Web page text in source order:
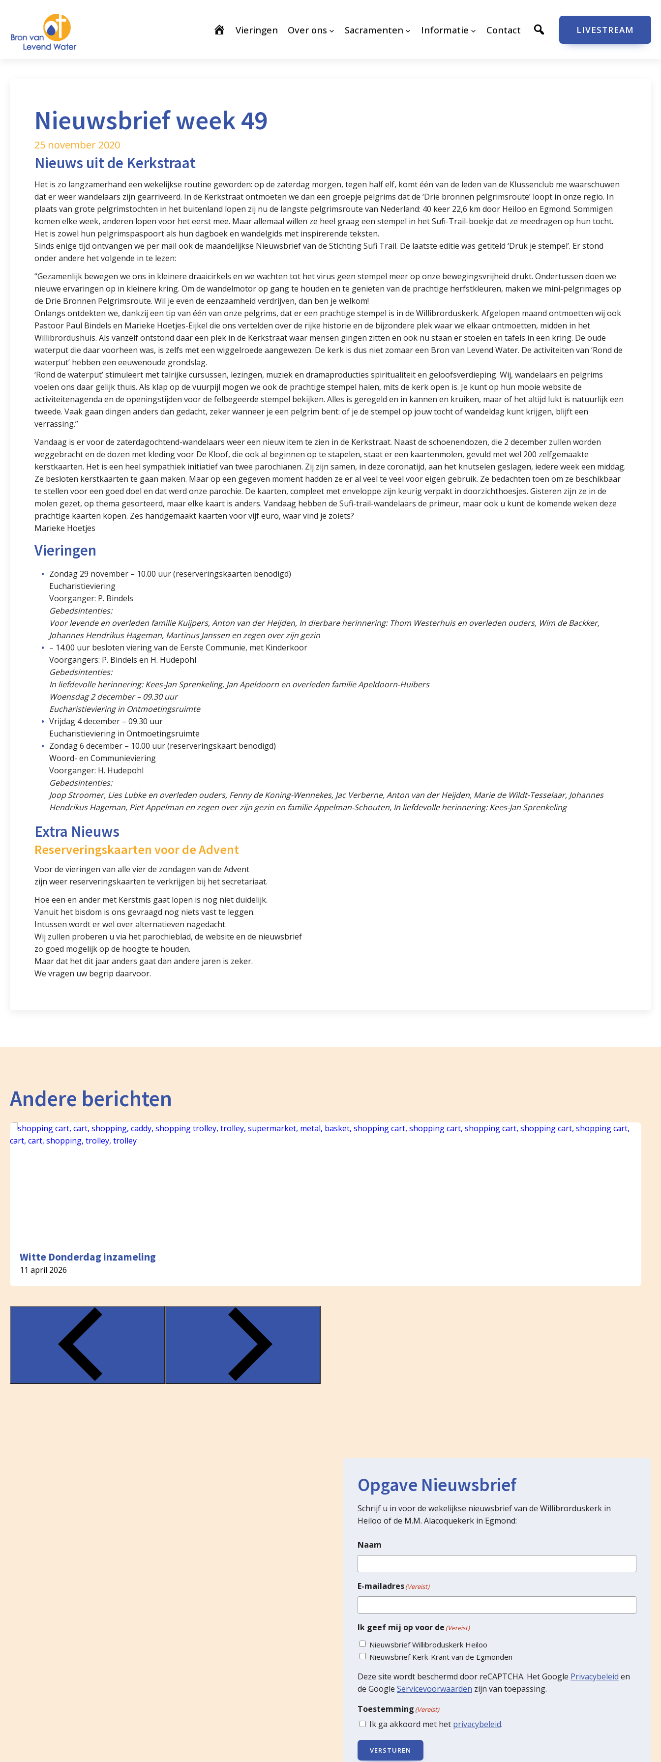
Vieringen Over ons Sacramenten Informatie Contact LIVESTREAM
Nieuwsbrief week 49
25 november 2020
Nieuws uit de Kerkstraat
Het is zo langzamerhand een wekelijkse routine geworden: op de zaterdag morgen, tegen half elf, komt één van de leden van de Klussenclub me waarschuwen
dat er weer wandelaars zijn gearriveerd. In de Kerkstraat ontmoeten we dan een groepje pelgrims dat de ‘Drie bronnen pelgrimsroute’ loopt in onze regio. In
plaats van grote pelgrimstochten in het buitenland lopen zij nu de langste pelgrimsroute van Nederland: 40 keer 22,6 km door Heiloo en Egmond. Sommigen
komen elke week, anderen lopen voor het eerst mee. Maar allemaal willen ze heel graag een stempel in het Sufi-Trail-boekje dat ze meedragen op hun tocht.
Het is zowel hun pelgrimspaspoort als hun dagboek en wandelgids met inspirerende teksten.
Sinds enige tijd ontvangen we per mail ook de maandelijkse Nieuwsbrief van de Stichting Sufi Trail. De laatste editie was getiteld ‘Druk je stempel’. Er stond
onder andere het volgende in te lezen:
“Gezamenlijk bewegen we ons in kleinere draaicirkels en we wachten tot het virus geen stempel meer op onze bewegingsvrijheid drukt. Ondertussen doen we
nieuwe ervaringen op in kleinere kring. Om de wandelmotor op gang te houden en te genieten van de prachtige herfstkleuren, maken we mini-pelgrimages op
de Drie Bronnen Pelgrimsroute. Wil je even de eenzaamheid verdrijven, dan ben je welkom!
Onlangs ontdekten we, dankzij een tip van één van onze pelgrims, dat er een prachtige stempel is in de Willibrorduskerk. Afgelopen maand ontmoetten wij ook
Pastoor Paul Bindels en Marieke Hoetjes-Eijkel die ons vertelden over de rijke historie en de bijzondere plek waar we elkaar ontmoetten, midden in het
Willibrordushuis. Als vanzelf ontstond daar een plek in de Kerkstraat waar mensen gingen zitten en ook nu staan er stoelen en tafels in een kring. De oude
waterput die daar voorheen was, is zelfs met een wiggelroede aangewezen. De kerk is dus niet zomaar een Bron van Levend Water. De activiteiten van ‘Rond de
waterput’ hebben een eeuwenoude grondslag.
‘Rond de waterput’ stimuleert met talrijke cursussen, lezingen, muziek en dramaproducties spiritualiteit en geloofsverdieping. Wij, wandelaars en pelgrims
voelen ons daar gelijk thuis. Als klap op de vuurpijl mogen we ook de prachtige stempel halen, mits de kerk open is. Je kunt op hun mooie website de
activiteitenagenda en de openingstijden voor de felbegeerde stempel bekijken. Alles is geregeld en in kannen en kruiken, maar of het altijd lukt is natuurlijk een
tweede. Vaak gaan dingen anders dan gedacht, zeker wanneer je een pelgrim bent: of je de stempel op jouw tocht of wandeldag kunt krijgen, blijft een
verrassing.”
Vandaag is er voor de zaterdagochtend-wandelaars weer een nieuw item te zien in de Kerkstraat. Naast de schoenendozen, die 2 december zullen worden
weggebracht en de dozen met kleding voor De Kloof, die ook al beginnen op te stapelen, staat er een kaartenmolen, gevuld met wel 200 zelfgemaakte
kerstkaarten. Het is een heel sympathiek initiatief van twee parochianen. Zij zijn samen, in deze coronatijd, aan het knutselen geslagen, iedere week een middag.
Ze besloten kerstkaarten te gaan maken. Maar op een gegeven moment hadden ze er al veel te veel voor eigen gebruik. Ze bedachten toen om ze beschikbaar
te stellen voor een goed doel en dat werd onze parochie. De kaarten, compleet met enveloppe zijn keurig verpakt in doorzichthoesjes. Gisteren zijn ze in de
molen gezet, op thema gesorteerd, maar elke kaart is anders. Vandaag hebben de Sufi-trail-wandelaars de primeur, maar ook u kunt de komende weken deze
prachtige kaarten kopen. Zes handgemaakt kaarten voor vijf euro, waar vind je zoiets?
Marieke Hoetjes
Vieringen
Zondag 29 november – 10.00 uur (reserveringskaarten benodigd)
Eucharistieviering
Voorganger: P. Bindels
Gebedsintenties:
Voor levende en overleden familie Kuijpers, Anton van der Heijden, In dierbare herinnering: Thom Westerhuis en overleden ouders, Wim de Backker,
Johannes Hendrikus Hageman, Martinus Janssen en zegen over zijn gezin
– 14.00 uur besloten viering van de Eerste Communie, met Kinderkoor
Voorgangers: P. Bindels en H. Hudepohl
Gebedsintenties:
In liefdevolle herinnering: Kees-Jan Sprenkeling, Jan Apeldoorn en overleden familie Apeldoorn-Huibers
Woensdag 2 december – 09.30 uur
Eucharistieviering in Ontmoetingsruimte
Vrijdag 4 december – 09.30 uur
Eucharistieviering in Ontmoetingsruimte
Zondag 6 december – 10.00 uur (reserveringskaart benodigd)
Woord- en Communieviering
Voorganger: H. Hudepohl
Gebedsintenties:
Joop Stroomer, Lies Lubke en overleden ouders, Fenny de Koning-Wennekes, Jac Verberne, Anton van der Heijden, Marie de Wildt-Tesselaar, Johannes
Hendrikus Hageman, Piet Appelman en zegen over zijn gezin en familie Appelman-Schouten, In liefdevolle herinnering: Kees-Jan Sprenkeling
Extra Nieuws
Reserveringskaarten voor de Advent
Voor de vieringen van alle vier de zondagen van de Advent
zijn weer reserveringskaarten te verkrijgen bij het secretariaat.
Hoe een en ander met Kerstmis gaat lopen is nog niet duidelijk.
Vanuit het bisdom is ons gevraagd nog niets vast te leggen.
Intussen wordt er wel over alternatieven nagedacht.
Wij zullen proberen u via het parochieblad, de website en de nieuwsbrief
zo goed mogelijk op de hoogte te houden.
Maar dat het dit jaar anders gaat dan andere jaren is zeker.
We vragen uw begrip daarvoor.
Andere berichten
Witte Donderdag inzameling
11 april 2026
Opgave Nieuwsbrief
Schrijf u in voor de wekelijkse nieuwsbrief van de Willibrorduskerk in
Heiloo of de M.M. Alacoquekerk in Egmond:
Naam
E-mailadres(Vereist)
Ik geef mij op voor de (Vereist)
Nieuwsbrief Willibroduskerk Heiloo
Nieuwsbrief Kerk-Krant van de Egmonden
Deze site wordt beschermd door reCAPTCHA. Het Google Privacybeleid en
de Google Servicevoorwaarden zijn van toepassing.
Toestemming (Vereist)
Ik ga akkoord met het privacybeleid.
VERSTUREN